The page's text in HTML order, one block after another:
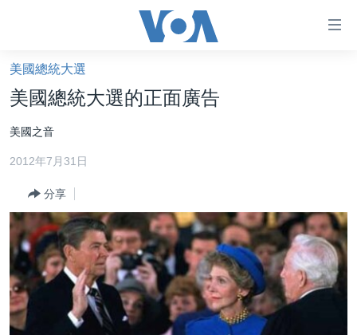
礙
鏈
接
跳
轉
容
跳
轉
導
航
跳
港澳
台灣
美中關係
海外港人
新聞自由
揭謊頻道
美國
美國總統大選
美國總統大選的正面廣告
美國之音
2012年7月31日
分享